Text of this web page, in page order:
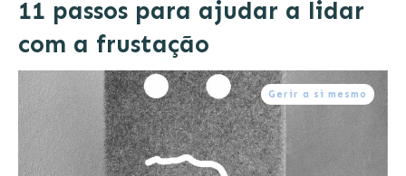
11 passos para ajudar a lidar
com a frustação
Gerir a si mesmo